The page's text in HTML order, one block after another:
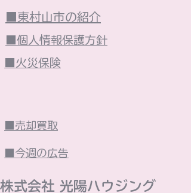
■東村山市の紹介
■個人情報保護方針
■火災保険
■売却買取
■今週の広告
株式会社 光陽ハウジング​